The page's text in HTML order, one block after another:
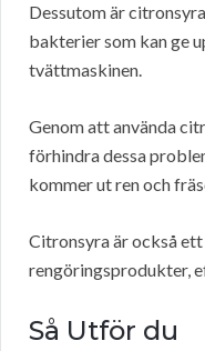
Dessutom är
bakterier som kan ge
tvättmaskinen.
Genom att använda
förhindra dessa
kommer ut ren och
Citronsyra är också
rengöringsprodukter,
Så Utför du